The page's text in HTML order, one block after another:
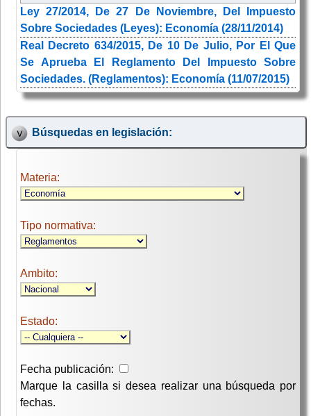
Ley 27/2014, De 27 De Noviembre, Del Impuesto
Sobre Sociedades (Leyes): Economía (28/11/2014)
Real Decreto 634/2015, De 10 De Julio, Por El Que
Se Aprueba El Reglamento Del Impuesto Sobre
Sociedades. (Reglamentos): Economía (11/07/2015)
Búsquedas en legislación:
Materia:
Tipo normativa:
Ambito:
Estado:
Fecha publicación:
Marque la casilla si desea realizar una búsqueda por
fechas.